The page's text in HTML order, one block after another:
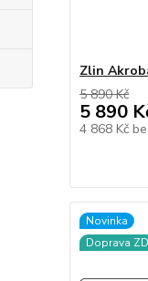
Zlin
5 890 Kč
5 890
4 868 Kč
Novinka
Doprava